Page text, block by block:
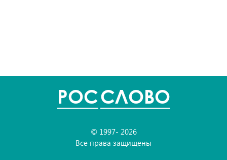
POCСЛОВО
© 1997- 2026
Все права защищены